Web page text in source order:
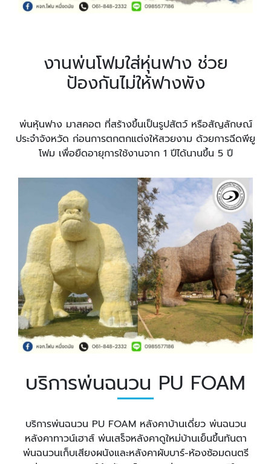
งานพ่นโฟมใส่หุ่นฟาง ช่วย
ป้องกันไม่ให้ฟางพัง
พ่นหุ้นฟาง มาสคอต ที่สร้างขึ้นเป็นรูปสัตว์ หรือสัญลักษณ์
ประจำจังหวัด ก่อนการตกตกแต่งให้สวยงาม ด้วยการฉีดพียู
โฟม เพื่อยืดอายุการใช้งานจาก 1 ปีได้นานขึ้น 5 ปี
บริการพ่นฉนวน PU FOAM
บริการพ่นฉนวน PU FOAM หลังคาบ้านเดี่ยว พ่นฉนวน
หลังคาทาวน์เฮาส์ พ่นเสร็จหลังคาดูใหม่บ้านเย็นขึ้นทันตา
พ่นฉนวนเก็บเสียงผนังและหลังคาผับบาร์-ห้องซ้อมดนตรี